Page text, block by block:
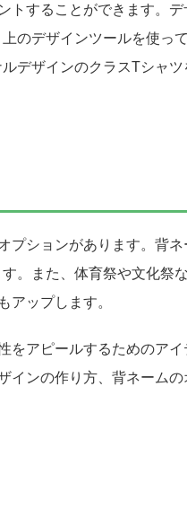
トすることができます。デ
のデザインツールを使っ
デザインのクラスTシャツ
プションがあります。背ネ
。また、体育祭や文化祭
アップします。
をアピールするためのアイ
インの作り方、背ネームの